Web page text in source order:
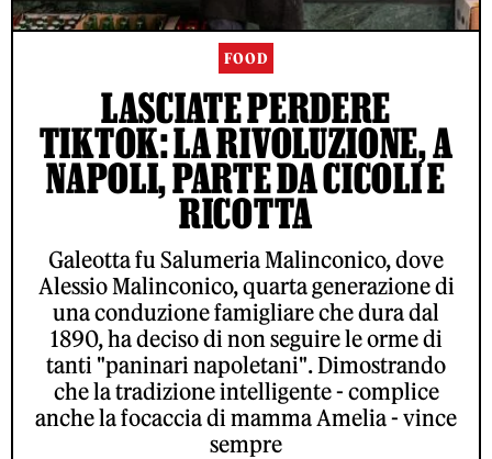
FOOD
LASCIATE PERDERE
TIKTOK: LA RIVOLUZIONE, A
NAPOLI, PARTE DA CICOLI E
RICOTTA
Galeotta fu Salumeria Malinconico, dove
Alessio Malinconico, quarta generazione di
una conduzione famigliare che dura dal
1890, ha deciso di non seguire le orme di
tanti "paninari napoletani". Dimostrando
che la tradizione intelligente - complice
anche la focaccia di mamma Amelia - vince
sempre